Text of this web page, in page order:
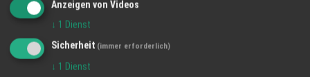
1 Jan 2024
Regio Ortenau
Mittagstisch
Anzeigen von Videos
↓ 1 Dienst
Sicherheit (immer erforderlich)
↓ 1 Dienst